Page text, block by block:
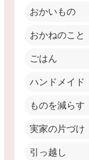
おかいもの
おかねのこと
ごはん
ハンドメイド
ものを減らす
実家の片づけ
引っ越し